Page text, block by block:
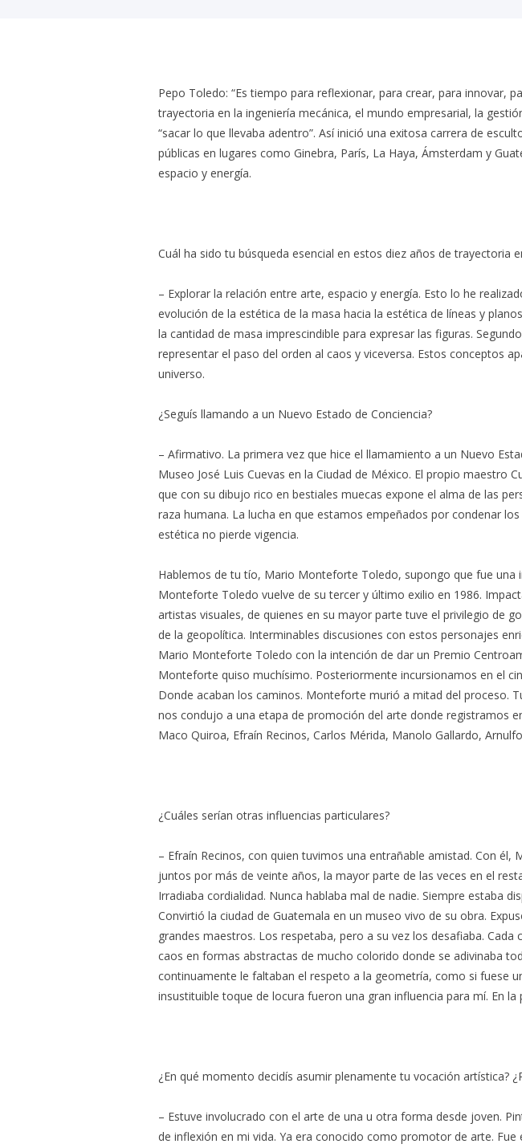
Pepo Toledo: “Es tiempo para reflexionar, para crear, para innovar,
trayectoria en la ingeniería mecánica, el mundo empresarial, la
“sacar lo que llevaba adentro”. Así inició una exitosa carrera de
públicas en lugares como Ginebra, París, La Haya, Ámsterdam y
espacio y energía.
Cuál ha sido tu búsqueda esencial en estos diez años de trayectoria
– Explorar la relación entre arte, espacio y energía. Esto lo he
evolución de la estética de la masa hacia la estética de líneas y
la cantidad de masa imprescindible para expresar las figuras.
representar el paso del orden al caos y viceversa. Estos conceptos
universo.
¿Seguís llamando a un Nuevo Estado de Conciencia?
– Afirmativo. La primera vez que hice el llamamiento a un Nuevo
Museo José Luis Cuevas en la Ciudad de México. El propio maestro
que con su dibujo rico en bestiales muecas expone el alma de las
raza humana. La lucha en que estamos empeñados por condenar
estética no pierde vigencia.
Hablemos de tu tío, Mario Monteforte Toledo, supongo que fue una
Monteforte Toledo vuelve de su tercer y último exilio en 1986.
artistas visuales, de quienes en su mayor parte tuve el privilegio de
de la geopolítica. Interminables discusiones con estos personajes
Mario Monteforte Toledo con la intención de dar un Premio
Monteforte quiso muchísimo. Posteriormente incursionamos en el
Donde acaban los caminos. Monteforte murió a mitad del proceso.
nos condujo a una etapa de promoción del arte donde registramos
Maco Quiroa, Efraín Recinos, Carlos Mérida, Manolo Gallardo,
¿Cuáles serían otras influencias particulares?
– Efraín Recinos, con quien tuvimos una entrañable amistad. Con
juntos por más de veinte años, la mayor parte de las veces en el
Irradiaba cordialidad. Nunca hablaba mal de nadie. Siempre estaba
Convirtió la ciudad de Guatemala en un museo vivo de su obra.
grandes maestros. Los respetaba, pero a su vez los desafiaba.
caos en formas abstractas de mucho colorido donde se adivinaba
continuamente le faltaban el respeto a la geometría, como si fuese
insustituible toque de locura fueron una gran influencia para mí. En
¿En qué momento decidís asumir plenamente tu vocación artística?
– Estuve involucrado con el arte de una u otra forma desde joven.
de inflexión en mi vida. Ya era conocido como promotor de arte.